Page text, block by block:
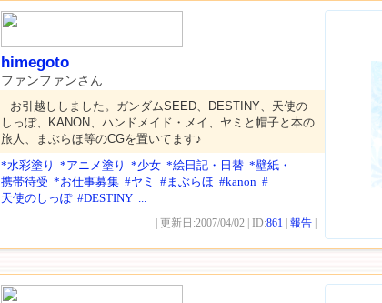
himegoto
ファンファンさん
お引越ししました。ガンダムSEED、DESTINY、天使の
しっぽ、KANON、ハンドメイド・メイ、ヤミと帽子と本の
旅人、まぶらほ等のCGを置いてます♪
*水彩塗り *アニメ塗り *少女 *絵日記・日替 *壁紙・
携帯待受 *お仕事募集 #ヤミ #まぶらほ #kanon #
天使のしっぽ #DESTINY ...
| 更新日:2007/04/02 | ID:861 報告